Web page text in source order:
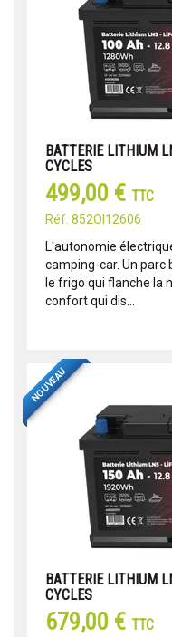
BATTERIE LITHIUM
CYCLES
499,00 € TTC
Réf: 852OI12606
L'autonomie
camping-car. Un
le frigo qui flanche la
confort qui dis...
NOUVEAU
BATTERIE LITHIUM
CYCLES
679,00 € TTC